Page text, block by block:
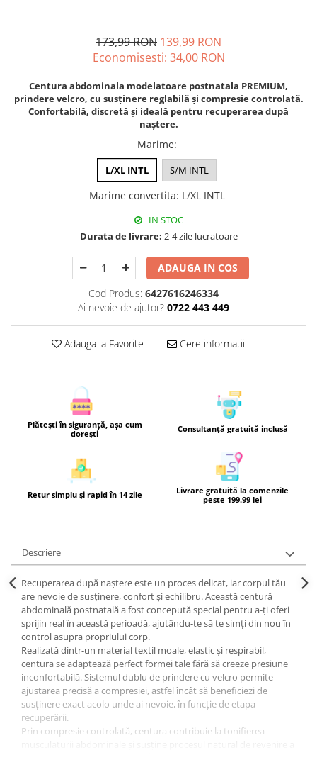
173,99 RON 139,99 RON
Economisesti: 34,00 RON
Centura abdominala modelatoare postnatala PREMIUM,
prindere velcro, cu susținere reglabilă și compresie controlată.
Confortabilă, discretă și ideală pentru recuperarea după
naștere.
Marime:
L/XL INTL S/M INTL
Marime convertita: L/XL INTL
IN STOC
Durata de livrare: 2-4 zile lucratoare
ADAUGA IN COS
Cod Produs: 6427616246334
Ai nevoie de ajutor? 0722 443 449
Adauga la Favorite Cere informatii
Plătești în siguranță, așa cum
dorești
Consultanță gratuită inclusă
Retur simplu și rapid în 14 zile
Livrare gratuită la comenzile
peste 199.99 lei
Descriere
Recuperarea după naștere este un proces delicat, iar corpul tău
are nevoie de susținere, confort și echilibru. Această centură
abdominală postnatală a fost concepută special pentru a-ți oferi
sprijin real în această perioadă, ajutându-te să te simți din nou în
control asupra propriului corp.
Realizată dintr-un material textil moale, elastic și respirabil,
centura se adaptează perfect formei tale fără să creeze presiune
inconfortabilă. Sistemul dublu de prindere cu velcro permite
ajustarea precisă a compresiei, astfel încât să beneficiezi de
susținere exact acolo unde ai nevoie, în funcție de etapa
recuperării.
Prin compresie controlată, centura contribuie la tonifierea